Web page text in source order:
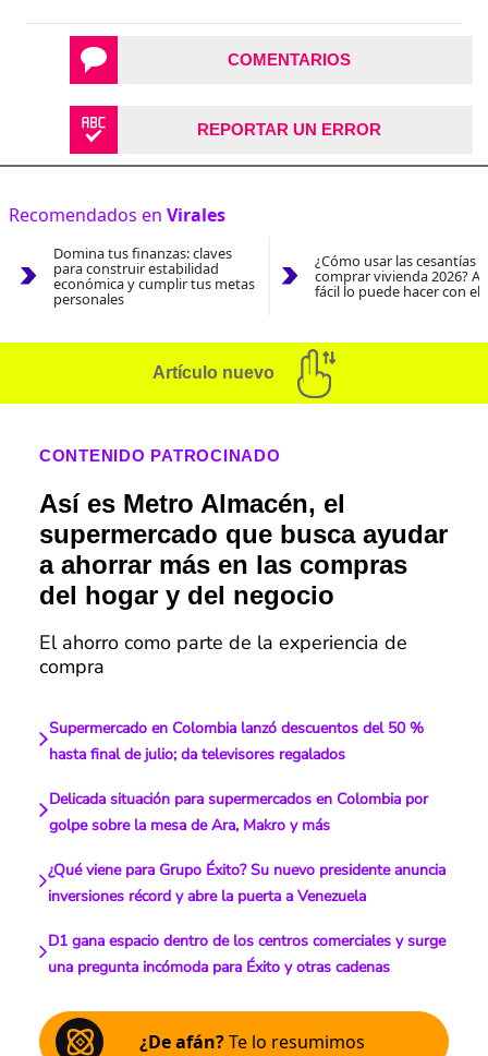
COMENTARIOS
REPORTAR UN ERROR
Recomendados en Virales
Domina tus finanzas: claves
para construir estabilidad
económica y cumplir tus metas
personales
¿Cómo usar las cesantías
comprar vivienda 2026?
fácil lo puede hacer con el
Artículo nuevo
CONTENIDO PATROCINADO
Así es Metro Almacén, el
supermercado que busca ayudar
a ahorrar más en las compras
del hogar y del negocio
El ahorro como parte de la experiencia de
compra
Supermercado en Colombia lanzó descuentos del 50 %
hasta final de julio; da televisores regalados
Delicada situación para supermercados en Colombia por
golpe sobre la mesa de Ara, Makro y más
¿Qué viene para Grupo Éxito? Su nuevo presidente anuncia
inversiones récord y abre la puerta a Venezuela
D1 gana espacio dentro de los centros comerciales y surge
una pregunta incómoda para Éxito y otras cadenas
¿De afán?Te lo resumimos